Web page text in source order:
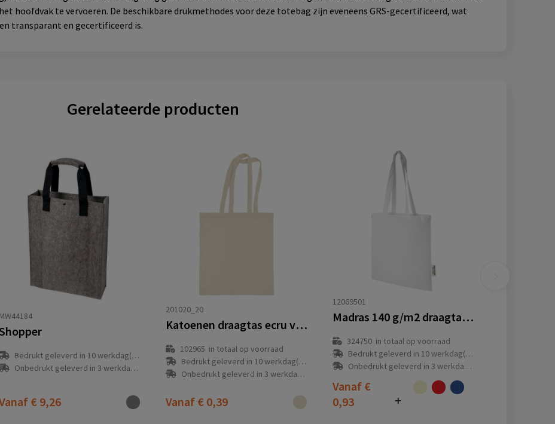
hoofdvak te vervoeren. De beschikbare drukmethodes voor deze totebag zijn eveneens GRS-gecertificeerd, wat
transparant en gecertificeerd is.
Gerelateerde producten
MW44184
Bedrukt geleverd in 10 werkdag(en)
Onbedrukt geleverd in 3 werkdag(en)
€ 9,26
201020_20
Katoenen draagtas ecru van 125 gr/m²
102965 in totaal op voorraad
Bedrukt geleverd in 10 werkdag(en)
Onbedrukt geleverd in 3 werkdag(en)
Vanaf € 0,39
12069501
Madras 140 g/m2 draagtas van GRS gerecycled katoen 7 l
324750 in totaal op voorraad
Bedrukt geleverd in 10 werkdag(en)
Onbedrukt geleverd in 3 werkdag(en)
Vanaf €
0,93